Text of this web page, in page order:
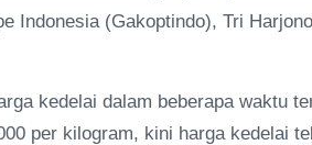
Indonesia (Gakoptindo), Tri
kedelai dalam beberapa waktu
per kilogram, kini harga kedelai